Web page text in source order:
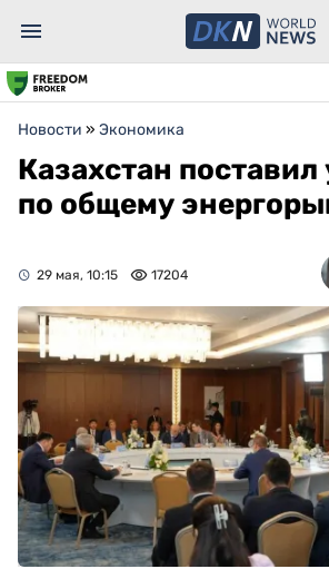
Новости » Экономика
Казахстан поставил
по общему
29 мая, 10:15 17204